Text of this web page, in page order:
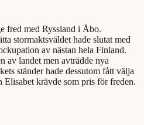
fred med Ryssland i Åbo.
stormaktsväldet hade slutat med
av nästan hela Finland.
av landet men avträdde nya
ständer hade dessutom fått välja
Elisabet krävde som pris för freden.